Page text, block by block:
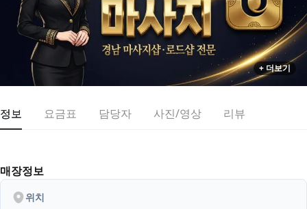
+ 더보기
정보 요금표 담당자 사진/영상 리뷰
매장정보
위치